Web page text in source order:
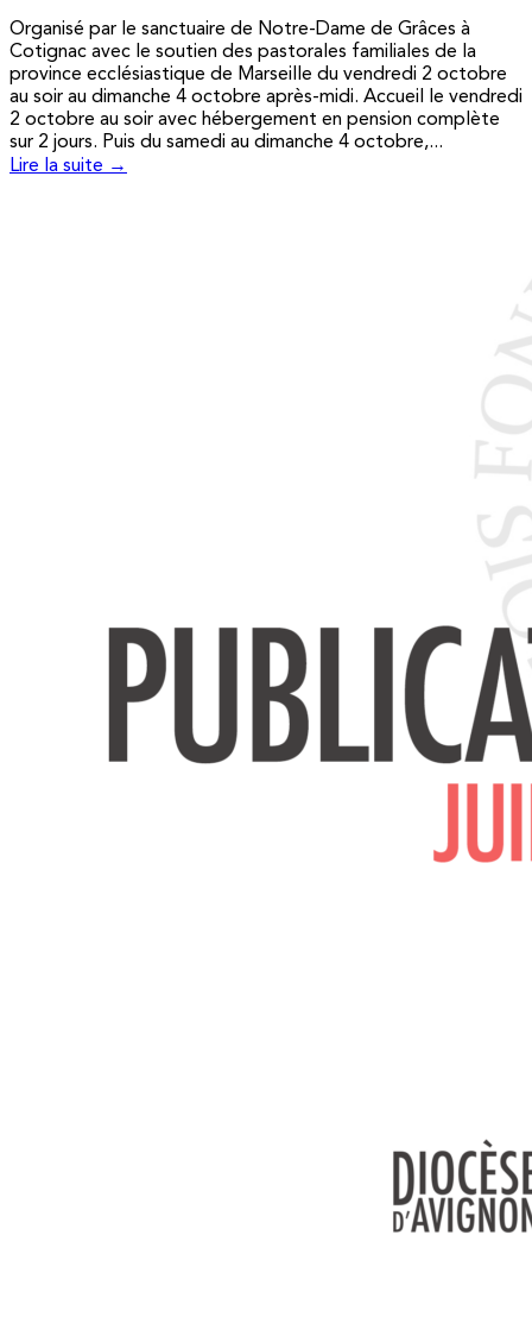
Organisé par le sanctuaire de Notre-Dame de Grâces à
Cotignac avec le soutien des pastorales familiales de la
province ecclésiastique de Marseille du vendredi 2 octobre
au soir au dimanche 4 octobre après-midi. Accueil le vendredi
2 octobre au soir avec hébergement en pension complète
sur 2 jours. Puis du samedi au dimanche 4 octobre,...
Lire la suite →